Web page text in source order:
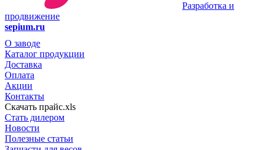
Разработка и
продвижение
sepium.ru
О заводе
Каталог продукции
Доставка
Оплата
Акции
Контакты
Скачать прайс.xls
Стать дилером
Новости
Полезные статьи